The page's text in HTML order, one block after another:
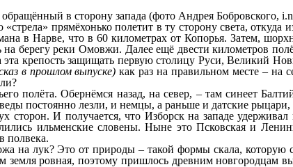
в сторону запада (фото Андрея Бобровского,
«стрела» прямёхонько полетит в ту сторону света,
в Нарве, что в 60 километрах от Копорья. Затем,
берегу реки Омовжи. Далее ещё двести километров
крепость защищать первую столицу Руси, Великий
в прошлом выпуске) как раз на правильном месте –
полёта. Обернёмся назад, на север, – там синеет
постоянно лезли, и немцы, а раньше и датские
сторон. И получается, что Изборск на западе
ильменские словены. Ныне это Псковская и
полвека.
на лук? Это от природы – такой формы скала,
земля ровная, поэтому пришлось древним